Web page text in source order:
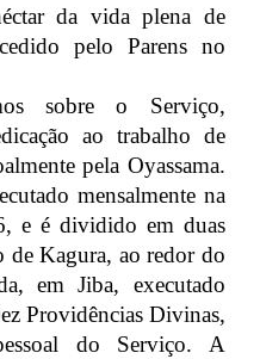
da vida plena de
pelo Parens no
sobre o Serviço,
ao trabalho de
pela Oyassama.
mensalmente na
e é dividido em duas
de Kagura, ao redor do
em Jiba, executado
Providências Divinas,
do Serviço. A